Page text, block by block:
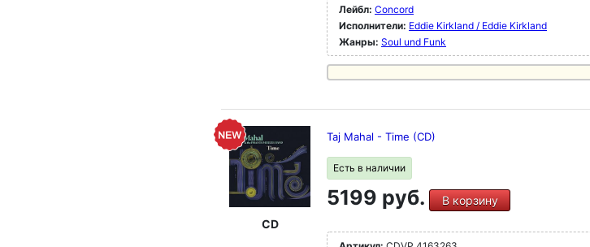
Лейбл: Concord
Исполнители: Eddie Kirkland / Eddie Kirkland
Жанры: Soul und Funk
CD
Taj Mahal - Time (CD)
Есть в наличии
5199 руб. В корзину